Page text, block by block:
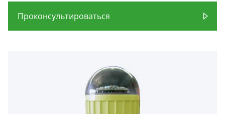
Проконсультироваться